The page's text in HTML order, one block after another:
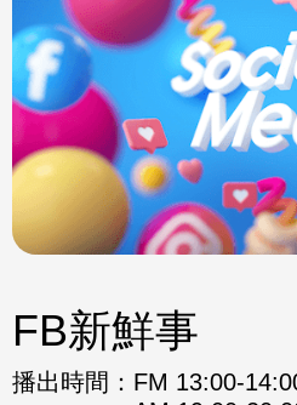
FB新鮮事
播出時間： FM 13:00-